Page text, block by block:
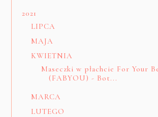
2021
LIPCA
MAJA
KWIETNIA
Maseczki w płachcie For Your
(FABYOU) - Bot...
MARCA
LUTEGO